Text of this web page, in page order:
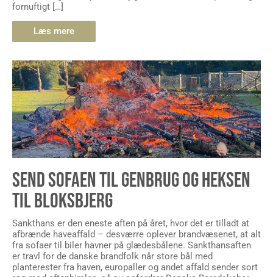
Læs mere
SEND SOFAEN TIL GENBRUG OG HEKSEN
TIL BLOKSBJERG
Sankthans er den eneste aften på året, hvor det er tilladt at
fra sofaer til biler havner på glædesbålene. Sankthansaften
er travl for de danske brandfolk når store bål med
planterester fra haven, europaller og andet affald sender sort
røg mod aftenhimlen, så nu opfordrer Danske Beredskaber
[…]